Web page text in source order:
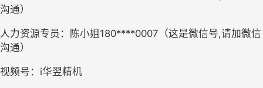
沟通）
人力资源专员：陈小姐 180****0007（这是微信号,请加微信
沟通）
视频号： i华翌精机